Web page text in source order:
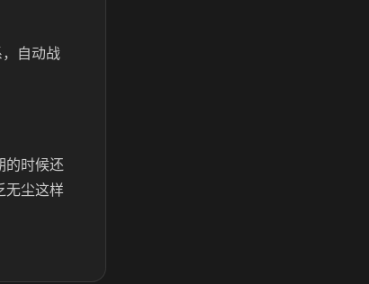
自动战
的时候还
无尘这样